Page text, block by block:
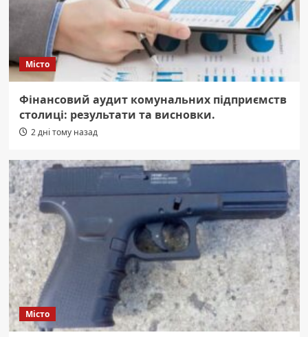
Місто
Фінансовий аудит комунальних підприємств
столиці: результати та висновки.
2 дні тому назад
Місто